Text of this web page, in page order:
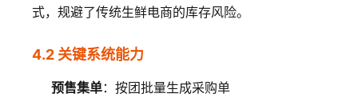
式，规避了传统生鲜电商的库存风险。
4.2 关键系统能力
预售集单：按团批量生成采购单